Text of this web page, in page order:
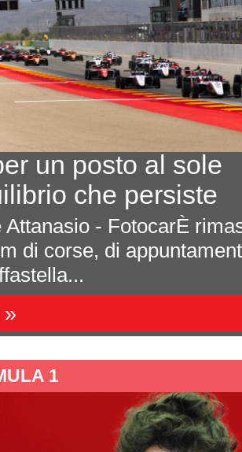
un posto al sole
che persiste
Attanasio - FotocarÈ
di corse, di
1